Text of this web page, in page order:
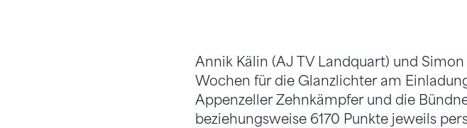
Annik Kälin (AJ TV Landquart) und
Wochen für die Glanzlichter am
Appenzeller Zehnkämpfer und die
beziehungsweise 6170 Punkte jeweils